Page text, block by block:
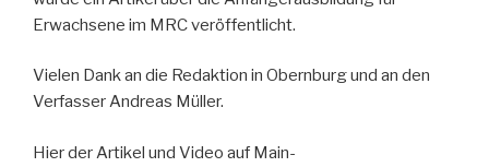
Erwachsene im MRC veröffentlicht.
Vielen Dank an die Redaktion in Obernburg und an den
Verfasser Andreas Müller.
Hier der Artikel und Video auf Main-